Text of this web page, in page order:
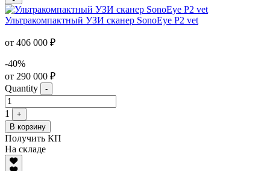
Ультракомпактный УЗИ сканер SonoEye P2 vet
от 406 000 ₽
-40%
от 290 000 ₽
Quantity
-
1
+
В корзину
Получить КП
На складе